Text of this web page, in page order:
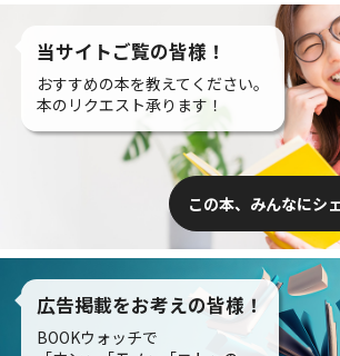
当サイトご覧の皆様！
おすすめの本を教えてください。
本のリクエスト承ります！
この本、みんなにシ
広告掲載をお考えの皆様！
BOOKウォッチで